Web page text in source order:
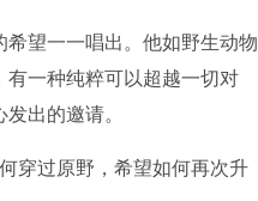
望一一唱出。他如野生动物
一种纯粹可以超越一切对
出的邀请。
穿过原野，希望如何再次升